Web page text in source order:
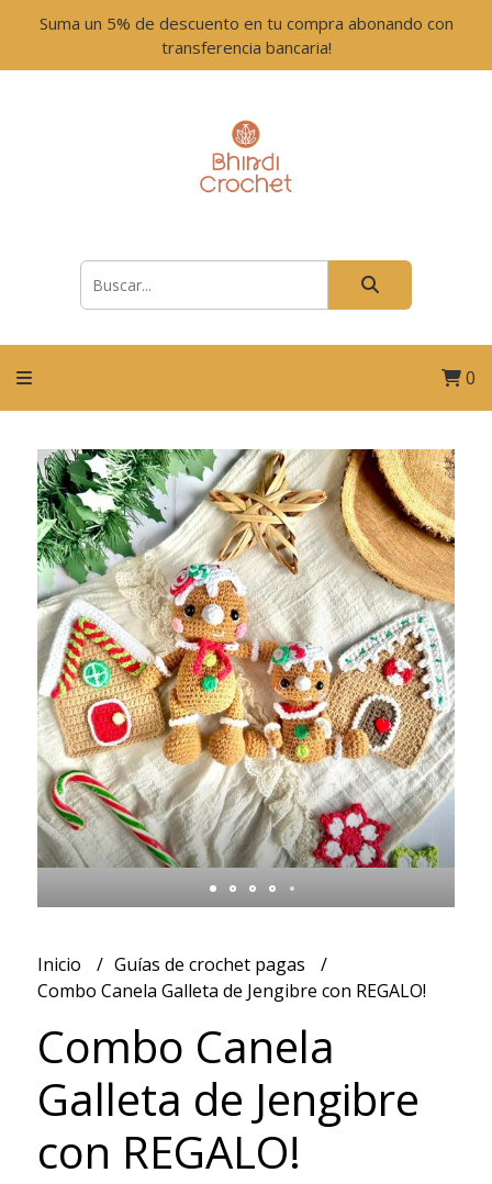
Suma un 5% de descuento en tu compra abonando con
transferencia bancaria!
0
Inicio
Guías de crochet pagas
Combo Canela Galleta de Jengibre con REGALO!
Combo Canela
Galleta de Jengibre
con REGALO!